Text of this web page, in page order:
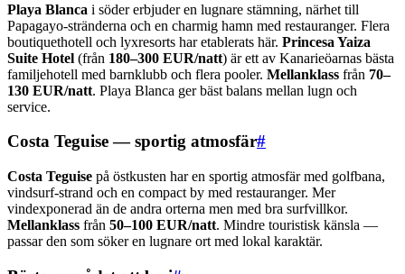
Playa Blanca i söder erbjuder en lugnare stämning, närhet till
Papagayo-stränderna och en charmig hamn med restauranger. Flera
boutiquethotell och lyxresorts har etablerats här. Princesa Yaiza
Suite Hotel (från 180–300 EUR/natt) är ett av Kanarieöarnas bästa
familjehotell med barnklubb och flera pooler. Mellanklass från 70–
130 EUR/natt. Playa Blanca ger bäst balans mellan lugn och
service.
Costa Teguise — sportig atmosfär#
Costa Teguise på östkusten har en sportig atmosfär med golfbana,
vindsurf-strand och en compact by med restauranger. Mer
vindexponerad än de andra orterna men med bra surfvillkor.
Mellanklass från 50–100 EUR/natt. Mindre touristisk känsla —
passar den som söker en lugnare ort med lokal karaktär.